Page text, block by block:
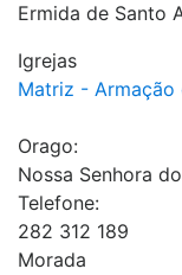
Ermida de Santo
Igrejas
Matriz - Armação
Orago:
Nossa Senhora
Telefone:
282 312 189
Morada